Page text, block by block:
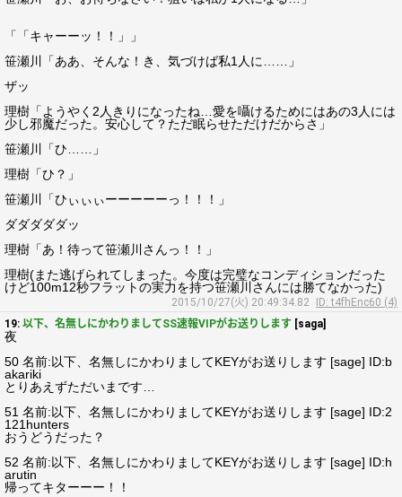
「「キャーーッ！！」」
笹瀬川「ああ、そんな！き、気づけば私1人に……」
ザッ
理樹「ようやく2人きりになったね…愛を囁けるためにはあの3人には
少し邪魔だった。安心して？ただ眠らせただけだからさ」
笹瀬川「ひ……」
理樹「ひ？」
笹瀬川「ひぃぃぃーーーーーっ！！！」
ダダダダダッ
理樹「あ！待って笹瀬川さんっ！！」
理樹(また逃げられてしまった。今度は完璧なコンディションだった
けど100m12秒フラットの実力を持つ笹瀬川さんには勝てなかった)
2015/10/27(火) 20:49:34.82
ID: t4fhEnc60 (4)
19: 以下、名無しにかわりましてSS速報VIPがお送りします [saga]
夜
50 名前:以下、名無しにかわりましてKEYがお送りします [sage] ID:b
akariki
とりあえずただいまです…
51 名前:以下、名無しにかわりましてKEYがお送りします [sage] ID:2
121hunters
おうどうだった？
52 名前:以下、名無しにかわりましてKEYがお送りします [sage] ID:h
arutin
帰ってキターーー！！